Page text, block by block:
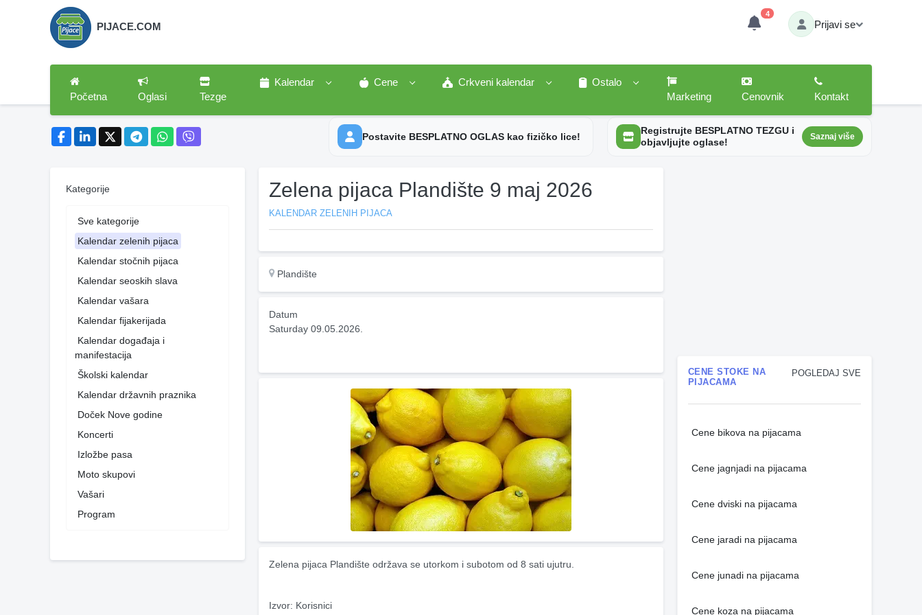
PIJACE.COM
4
Prijavi se
Početna Oglasi Tezge
Kalendar Cene Crkveni kalendar
Ostalo
Marketing
Cenovnik Kontakt
Postavite BESPLATNO OGLAS kao fizičko lice!
Registrujte BESPLATNO TEZGU i
objavljujte oglase!
Saznaj više
Kategorije
Sve kategorije
Kalendar zelenih pijaca
Kalendar stočnih pijaca
Kalendar seoskih slava
Kalendar vašara
Kalendar fijakerijada
Kalendar događaja i
manifestacija
Školski kalendar
Kalendar državnih praznika
Doček Nove godine
Koncerti
Izložbe pasa
Moto skupovi
Vašari
Program
Zelena pijaca Plandište 9 maj 2026
KALENDAR ZELENIH PIJACA
Plandište
Datum
Saturday 09.05.2026.
Zelena pijaca Plandište održava se utorkom i subotom od 8 sati ujutru.
Izvor: Korisnici
POGLEDAJ SVE
CENE STOKE NA
PIJACAMA
Cene bikova na pijacama
Cene jagnjadi na pijacama
Cene dviski na pijacama
Cene jaradi na pijacama
Cene junadi na pijacama
Cene koza na pijacama